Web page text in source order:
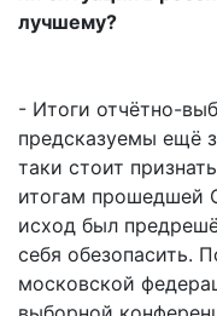
лучшему?
- Итоги отчётно-
предсказуемы ещё
таки стоит
итогам прошедшей
исход был
себя обезопасить.
московской